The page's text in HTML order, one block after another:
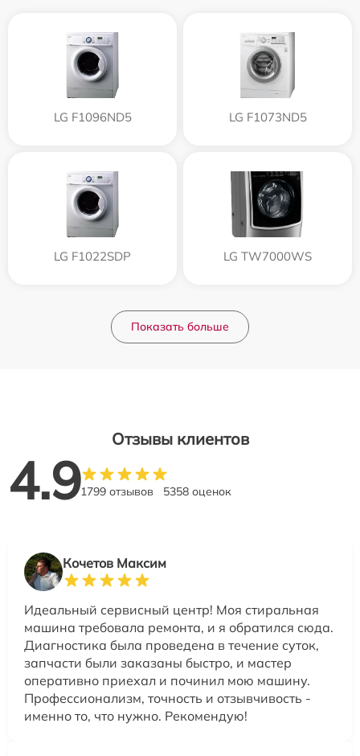
LG F1096ND5 LG F1073ND5
LG F1022SDP LG TW7000WS
Показать больше
Отзывы клиентов
4.91799 отзывов 5358 оценок
Кочетов Максим
Идеальный сервисный центр! Моя стиральная
машина требовала ремонта, и я обратился сюда.
Диагностика была проведена в течение суток,
запчасти были заказаны быстро, и мастер
оперативно приехал и починил мою машину.
Профессионализм, точность и отзывчивость -
именно то, что нужно. Рекомендую!